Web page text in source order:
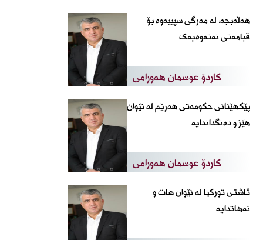
​هەڵەبجە: لە مەرگی سپییەوە بۆ
قیامەتی نەتەوەیەک
کاردۆ عوسمان هەورامی
پێکهێنانی حکومەتی هەرێم لە نێوان
هێز و دەنگداندایە
کاردۆ عوسمان هەورامی
ئاشتی تورکیا لە نێوان هات و
نەهاتدایە